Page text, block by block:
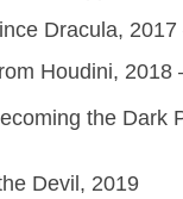
Dracula, 2017
Houdini, 2018
the Dark
Devil, 2019